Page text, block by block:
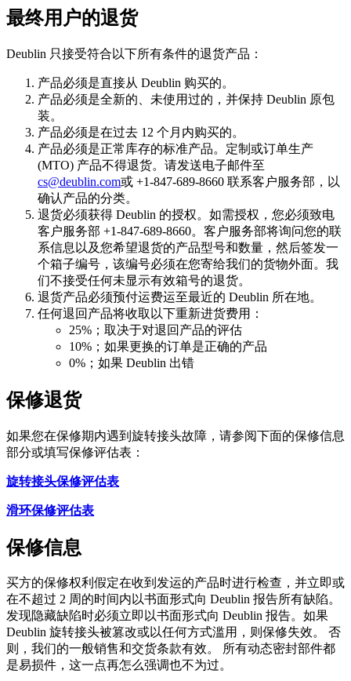
最终用户的退货
Deublin 只接受符合以下所有条件的退货产品：
产品必须是直接从 Deublin 购买的。
产品必须是全新的、未使用过的，并保持 Deublin 原包
装。
产品必须是在过去 12 个月内购买的。
产品必须是正常库存的标准产品。定制或订单生产
(MTO) 产品不得退货。请发送电子邮件至
cs@deublin.com或 +1-847-689-8660 联系客户服务部，以
确认产品的分类。
退货必须获得 Deublin 的授权。如需授权，您必须致电
客户服务部 +1-847-689-8660。客户服务部将询问您的联
系信息以及您希望退货的产品型号和数量，然后签发一
个箱子编号，该编号必须在您寄给我们的货物外面。我
们不接受任何未显示有效箱号的退货。
退货产品必须预付运费运至最近的 Deublin 所在地。
任何退回产品将收取以下重新进货费用：
25%；取决于对退回产品的评估
10%；如果更换的订单是正确的产品
0%；如果 Deublin 出错
保修退货
如果您在保修期内遇到旋转接头故障，请参阅下面的保修信息
部分或填写保修评估表：
旋转接头保修评估表
滑环保修评估表
保修信息
买方的保修权利假定在收到发运的产品时进行检查，并立即或
在不超过 2 周的时间内以书面形式向 Deublin 报告所有缺陷。
发现隐藏缺陷时必须立即以书面形式向 Deublin 报告。如果
Deublin 旋转接头被篡改或以任何方式滥用，则保修失效。 否
则，我们的一般销售和交货条款有效。 所有动态密封部件都
是易损件，这一点再怎么强调也不为过。